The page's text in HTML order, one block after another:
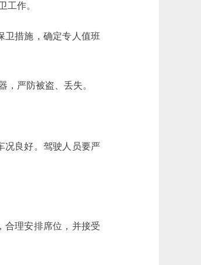
工作。
措施，确定专人值班
严防被盗、丢失。
良好。驾驶人员要严
理安排席位，并接受